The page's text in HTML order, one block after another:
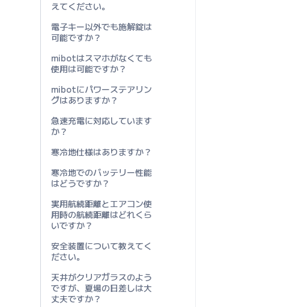
えてください。
電子キー以外でも施解錠は
可能ですか？
mibotはスマホがなくても
使用は可能ですか？
mibotにパワーステアリン
グはありますか？
急速充電に対応しています
か？
寒冷地仕様はありますか？
寒冷地でのバッテリー性能
はどうですか？
実用航続距離とエアコン使
用時の航続距離はどれくら
いですか？
安全装置について教えてく
ださい。
天井がクリアガラスのよう
ですが、夏場の日差しは大
丈夫ですか？